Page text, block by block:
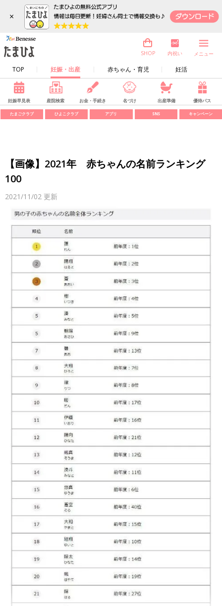
×
TOP 妊娠・出産 赤ちゃん・育児 妊活
SHOP 内祝い メニュー
妊娠早見表 産院検索 お金・手続き 名づけ 出産準備 優待パス
たまごクラブ ひよこクラブ アプリ SNS キャンペーン
【画像】2021年 赤ちゃんの名前ランキング
100
2021/11/02 更新